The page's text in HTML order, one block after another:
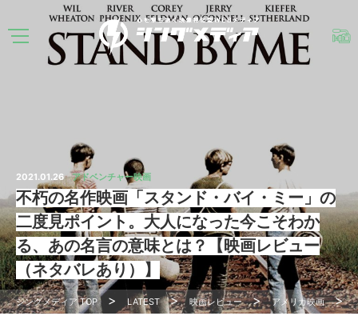
2021.01.26 アドベンチャー映画
不朽の名作映画「スタンド・バイ・ミー」の
二度見ポイント。大人になった今こそわか
る、あの名言の意味とは？【映画レビュー
（ネタバレあり）】
シングメディアTOP LATEST 映画レビュー アメリカ映画